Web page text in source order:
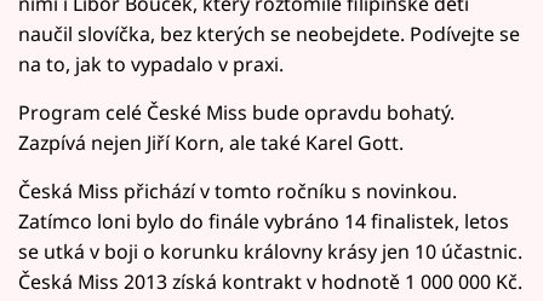
naučil slovíčka, bez kterých se neobejdete. Podívejte se
na to, jak to vypadalo v praxi.
Program celé České Miss bude opravdu bohatý.
Zazpívá nejen Jiří Korn, ale také Karel Gott.
Česká Miss přichází v tomto ročníku s novinkou.
Zatímco loni bylo do finále vybráno 14 finalistek, letos
se utká v boji o korunku královny krásy jen 10 účastnic.
Česká Miss 2013 získá kontrakt v hodnotě 1 000 000 Kč.